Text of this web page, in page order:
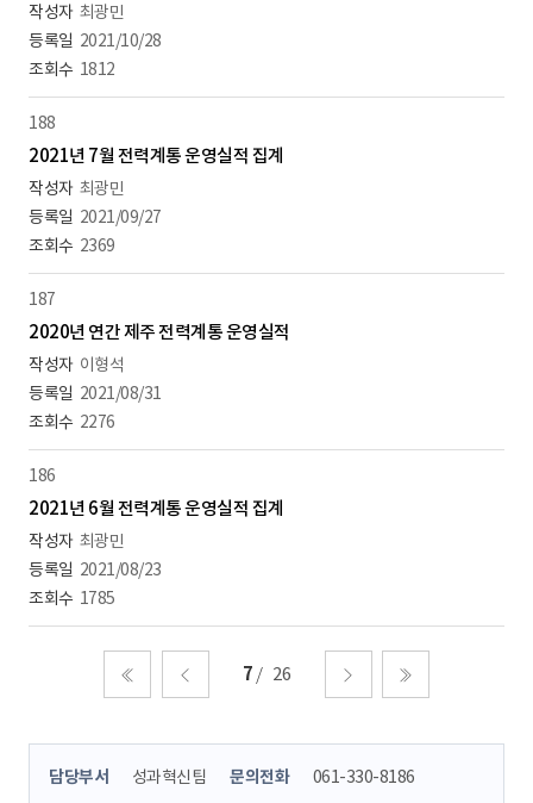
최광민
2021/10/28
1812
188
2021년 7월 전력계통 운영실적 집계
최광민
2021/09/27
2369
187
2020년 연간 제주 전력계통 운영실적
이형석
2021/08/31
2276
186
2021년 6월 전력계통 운영실적 집계
최광민
2021/08/23
1785
7 26
콘
담당부서 성과혁신팀 문의전화 061-330-8186